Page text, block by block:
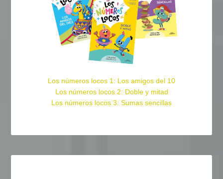
Los números locos 1: Los amigos del 10
Los números locos 2: Doble y mitad
Los números locos 3: Sumas sencillas